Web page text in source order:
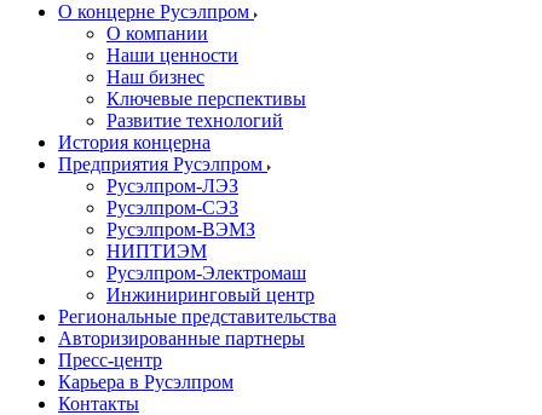
О концерне Русэлпром
О компании
Наши ценности
Наш бизнес
Ключевые перспективы
Развитие технологий
История концерна
Предприятия Русэлпром
Русэлпром-ЛЭЗ
Русэлпром-СЭЗ
Русэлпром-ВЭМЗ
НИПТИЭМ
Русэлпром-Электромаш
Инжиниринговый центр
Региональные представительства
Авторизированные партнеры
Пресс-центр
Карьера в Русэлпром
Контакты